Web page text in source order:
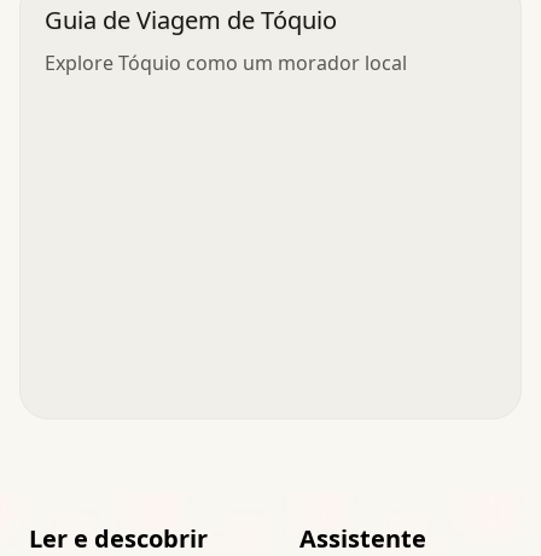
Guia de Viagem de Tóquio
Explore Tóquio como um morador local
Ler e descobrir
Assistente